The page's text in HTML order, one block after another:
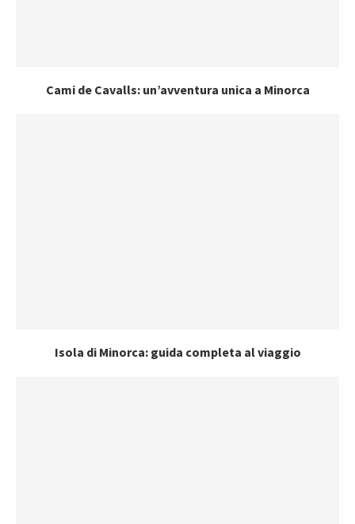
Cami de Cavalls: un’avventura unica a Minorca
Isola di Minorca: guida completa al viaggio